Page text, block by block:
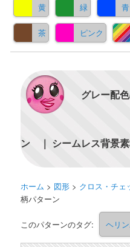
黄 緑 青
茶 ピンク
グレー配
ン ｜ シームレス背景
ホーム > 図形 > クロス・チェ
柄パターン
このパターンのタグ: ヘリ